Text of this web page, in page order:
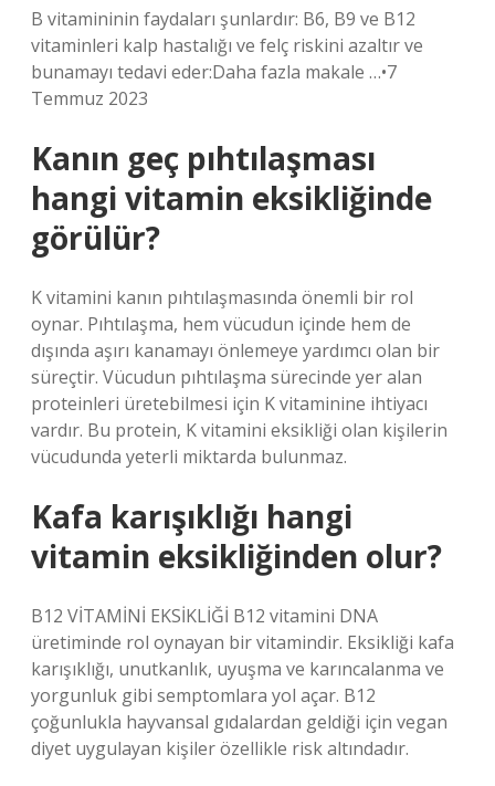
B vitamininin faydaları şunlardır: B6, B9 ve B12
vitaminleri kalp hastalığı ve felç riskini azaltır ve
bunamayı tedavi eder:Daha fazla makale …•7
Temmuz 2023
Kanın geç pıhtılaşması
hangi vitamin eksikliğinde
görülür?
K vitamini kanın pıhtılaşmasında önemli bir rol
oynar. Pıhtılaşma, hem vücudun içinde hem de
dışında aşırı kanamayı önlemeye yardımcı olan bir
süreçtir. Vücudun pıhtılaşma sürecinde yer alan
proteinleri üretebilmesi için K vitaminine ihtiyacı
vardır. Bu protein, K vitamini eksikliği olan kişilerin
vücudunda yeterli miktarda bulunmaz.
Kafa karışıklığı hangi
vitamin eksikliğinden olur?
B12 VİTAMİNİ EKSİKLİĞİ B12 vitamini DNA
üretiminde rol oynayan bir vitamindir. Eksikliği kafa
karışıklığı, unutkanlık, uyuşma ve karıncalanma ve
yorgunluk gibi semptomlara yol açar. B12
çoğunlukla hayvansal gıdalardan geldiği için vegan
diyet uygulayan kişiler özellikle risk altındadır.